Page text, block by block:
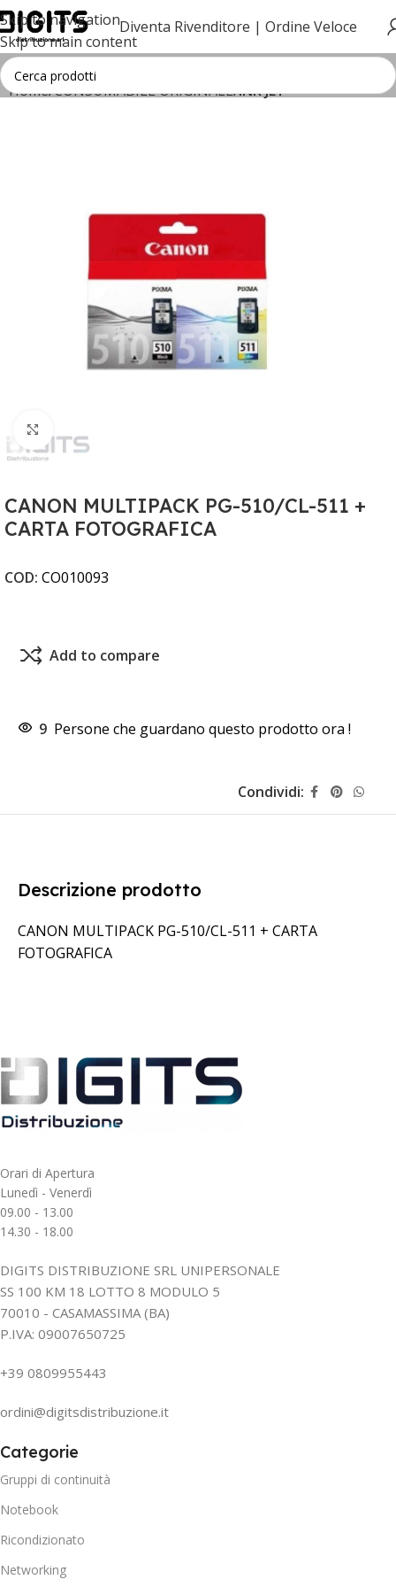
Skip to navigation
Skip to main content
Diventa Rivenditore | Ordine Veloce
Home CONSUMABILE ORIGINALE INK JET
CANON MULTIPACK PG-510/CL-511 +
CARTA FOTOGRAFICA
COD: CO010093
Add to compare
9 Persone che guardano questo prodotto ora !
Condividi:
Descrizione prodotto
CANON MULTIPACK PG-510/CL-511 + CARTA
FOTOGRAFICA
Orari di Apertura
Lunedì - Venerdì
09.00 - 13.00
14.30 - 18.00
DIGITS DISTRIBUZIONE SRL UNIPERSONALE
SS 100 KM 18 LOTTO 8 MODULO 5
70010 - CASAMASSIMA (BA)
P.IVA: 09007650725
+39 0809955443
ordini@digitsdistribuzione.it
Categorie
Gruppi di continuità
Notebook
Ricondizionato
Networking